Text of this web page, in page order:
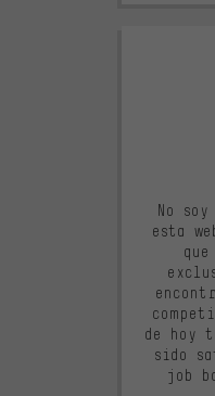
No
esta
de hoy
sido
job